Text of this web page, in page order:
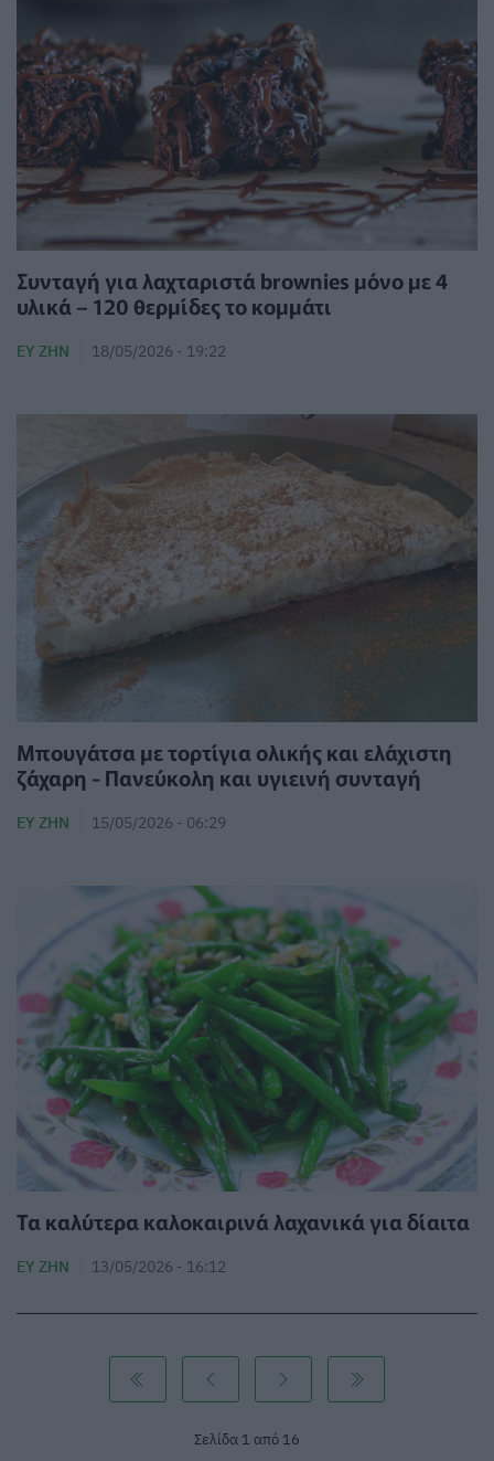
Συνταγή για λαχταριστά brownies μόνο με 4
υλικά – 120 θερμίδες το κομμάτι
ΕΥ ΖΗΝ 18/05/2026 - 19:22
Μπουγάτσα με τορτίγια ολικής και ελάχιστη
ζάχαρη - Πανεύκολη και υγιεινή συνταγή
ΕΥ ΖΗΝ 15/05/2026 - 06:29
Τα καλύτερα καλοκαιρινά λαχανικά για δίαιτα
ΕΥ ΖΗΝ 13/05/2026 - 16:12
Σελίδα 1 από 16